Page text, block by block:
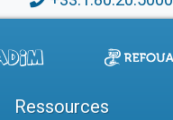
Ressources